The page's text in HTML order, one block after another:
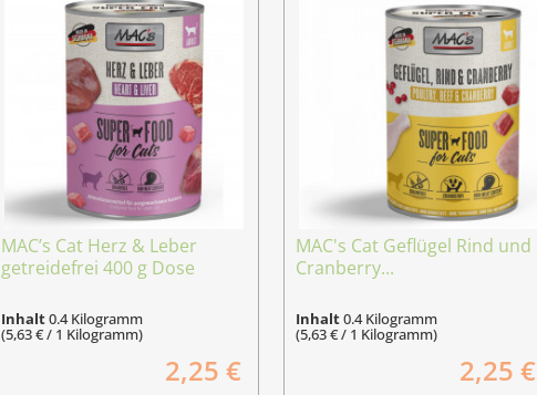
MAC’s Cat Herz & Leber
getreidefrei 400 g Dose
Inhalt0.4 Kilogramm
(5,63 € / 1 Kilogramm)
2,25 €
MAC's Cat Geflügel Rind und
Cranberry...
Inhalt0.4 Kilogramm
(5,63 € / 1 Kilogramm)
2,25 €